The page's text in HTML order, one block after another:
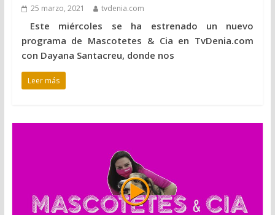
25 marzo, 2021 tvdenia.com
Este miércoles se ha estrenado un nuevo
programa de Mascotetes & Cia en TvDenia.com
con Dayana Santacreu, donde nos
Leer más